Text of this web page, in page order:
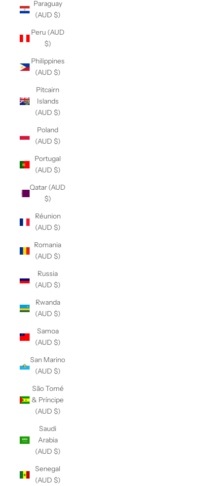
Paraguay
(AUD $)
Peru (AUD
$)
Philippines
(AUD $)
Pitcairn
Islands
(AUD $)
Poland
(AUD $)
Portugal
(AUD $)
Qatar (AUD
$)
Réunion
(AUD $)
Romania
(AUD $)
Russia
(AUD $)
Rwanda
(AUD $)
Samoa
(AUD $)
San Marino
(AUD $)
São Tomé
& Príncipe
(AUD $)
Saudi
Arabia
(AUD $)
Senegal
(AUD $)